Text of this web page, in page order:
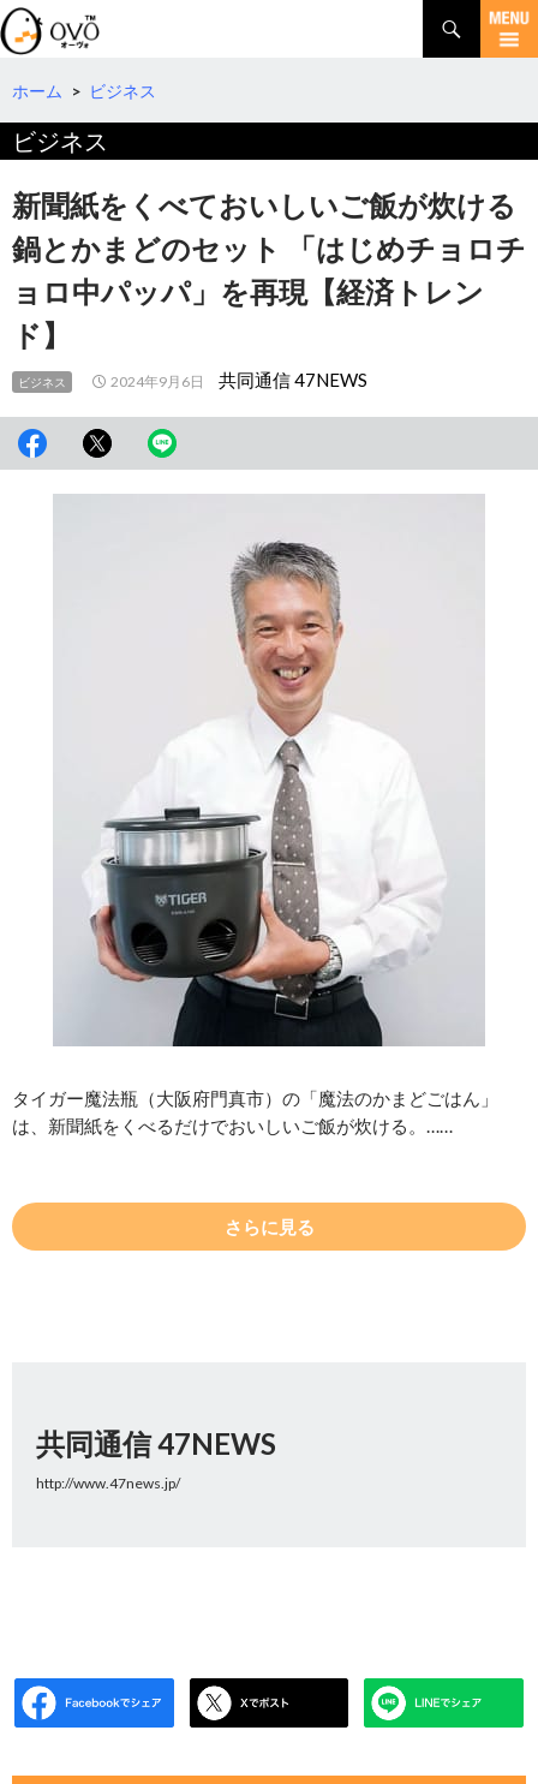
検
索
コ
テ
へ
移
動
ホーム > ビジネス
ビジネス
新聞紙をくべておいしいご飯が炊ける
鍋とかまどのセット 「はじめチョロチ
ョロ中パッパ」を再現【経済トレン
ド】
ビジネス 2024年9月6日 共同通信 47NEWS
タイガー魔法瓶（大阪府門真市）の「魔法のかまどごはん」
は、新聞紙をくべるだけでおいしいご飯が炊ける。……
さらに見る
共同通信 47NEWS
http://www.47news.jp/